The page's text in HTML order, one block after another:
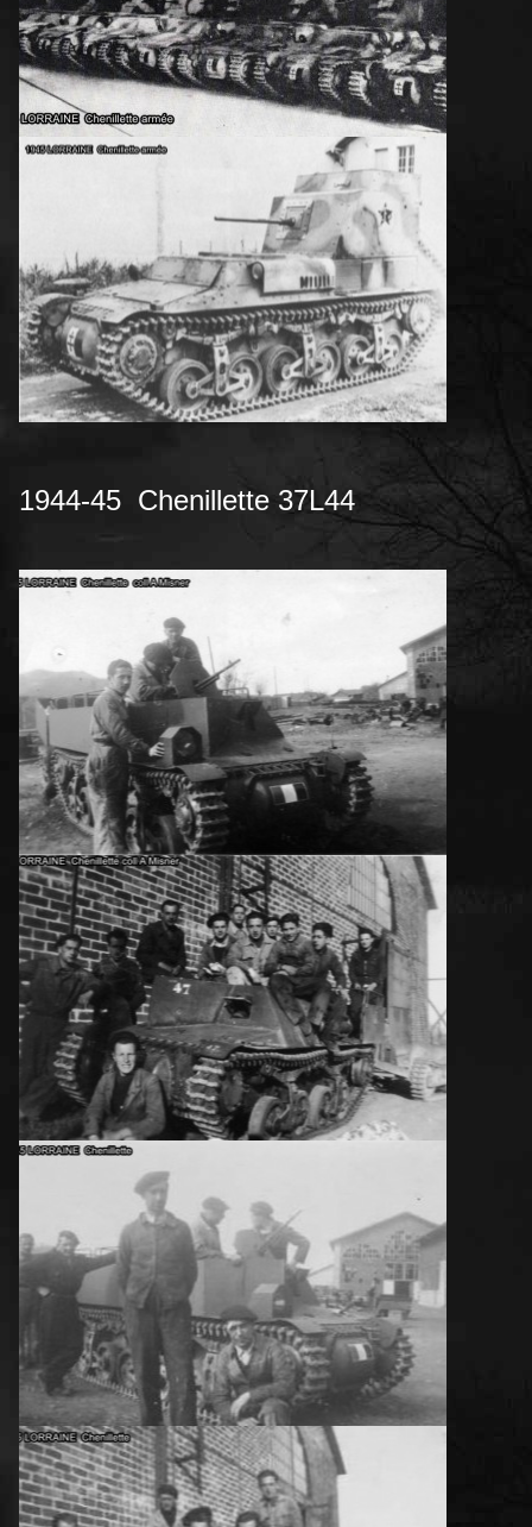
1944-45 Chenillette 37L44